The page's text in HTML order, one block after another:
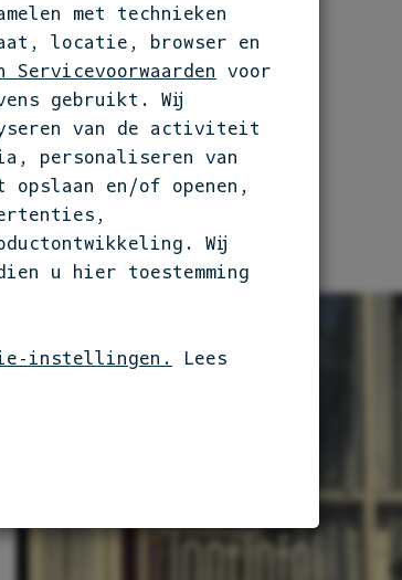
1019 BS Amsterdam
Noord-Holland
MEER INFORMATIE
met technieken
locatie, browser en
voor
gebruikt. Wij
van de activiteit
personaliseren van
en/of openen,
Wij
u hier toestemming
instellingen.
Lees